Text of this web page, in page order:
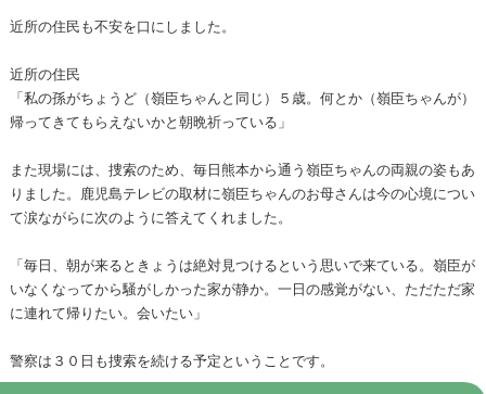
近所の住民も不安を口にしました。
近所の住民
「私の孫がちょうど（嶺臣ちゃんと同じ）５歳。何とか（嶺臣ちゃんが）
帰ってきてもらえないかと朝晩祈っている」
また現場には、捜索のため、毎日熊本から通う嶺臣ちゃんの両親の姿もあ
りました。鹿児島テレビの取材に嶺臣ちゃんのお母さんは今の心境につい
て涙ながらに次のように答えてくれました。
「毎日、朝が来るときょうは絶対見つけるという思いで来ている。嶺臣が
いなくなってから騒がしかった家が静か。一日の感覚がない、ただただ家
に連れて帰りたい。会いたい」
警察は３０日も捜索を続ける予定ということです。